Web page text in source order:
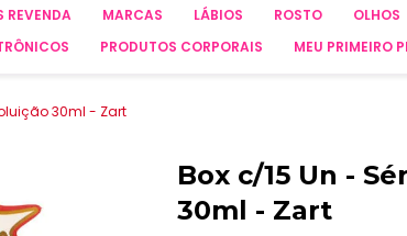
REVENDA MARCAS LÁBIOS ROSTO OLHOS
PRODUTOS CORPORAIS MEU PRIMEIRO
30ml - Zart
Box c/15 Un -
30ml - Zart